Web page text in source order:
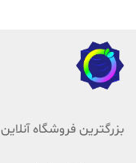
بزرگترین فروشگاه